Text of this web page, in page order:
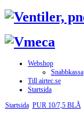
Webshop
Snabbkassa
Till airtec.se
Startsida
Startsida PUR 10/7,5 BLÅ